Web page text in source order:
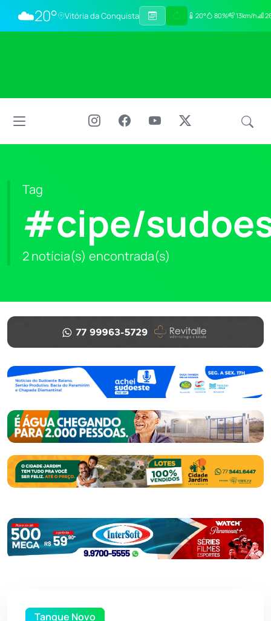
☁️20° Vitória da Conquista 20° 80% 13km/h
Tag
#cipe/
2 notícia(s) encontrada(s)
Tanque Novo